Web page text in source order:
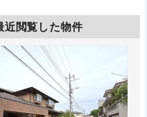
近閲覧した物件